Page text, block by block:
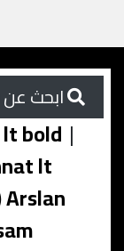
bold |
lt
Arslan